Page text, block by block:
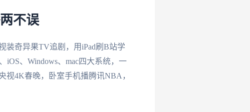
不误
装奇异果TV追剧，用iPad刷B站学
iOS、Windows、mac四大系统，一
4K春晚，卧室手机播腾讯NBA，